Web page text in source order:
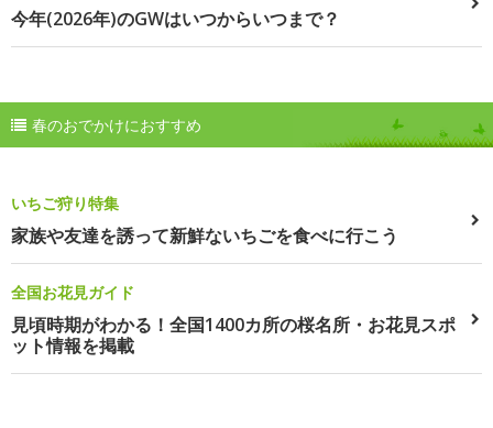
今年(2026年)のGWはいつからいつまで？
春のおでかけにおすすめ
いちご狩り特集
家族や友達を誘って新鮮ないちごを食べに行こう
全国お花見ガイド
見頃時期がわかる！全国1400カ所の桜名所・お花見スポ
ット情報を掲載